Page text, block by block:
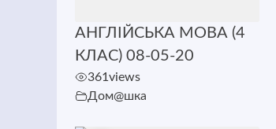
АНГЛІЙСЬКА МОВА (4
КЛАС) 08-05-20
361views
Дом@шка